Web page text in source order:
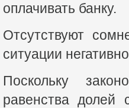
оплачивать банку.
Отсутствуют
ситуации
Поскольку
равенства долей